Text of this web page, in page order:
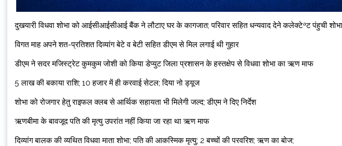
दुखयारी विधवा शोभा को आईसीआईसीआई बैंक ने लौटाए घर के कागजात; परिवार सहित धन्यवाद देने कलेक्टेªट पंहुची शोभा
विगत माह अपने शत-प्रतिशत दिव्यांग बेटे व बेटी सहित डीएम से मिल लगाई थी गुहार
डीएम ने सदर मजिस्ट्रेट कुमकुम जोशी को किया डेप्युट जिला प्रशासन के हस्तक्षेप से विधवा शोभा का ऋण माफ
5 लाख की बकाया राशि; 10 हजार में ही करवाई सेटल; दिया नो ड्यूज
शोभा को रोजगार हेतु राइफल क्लब से आर्थिक सहायता भी मिलेगी जल्द; डीएम ने दिए निर्देश
ऋणबीमा के बावजूद पति की मृत्यु उपरांत नहीं किया जा रहा था ऋण माफ
दिव्यांग बालक की व्यथित विधवा माता शोभा; पति की आकस्मिक मृत्यु; 2 बच्चों की परवरिश; ऋण का बोज;